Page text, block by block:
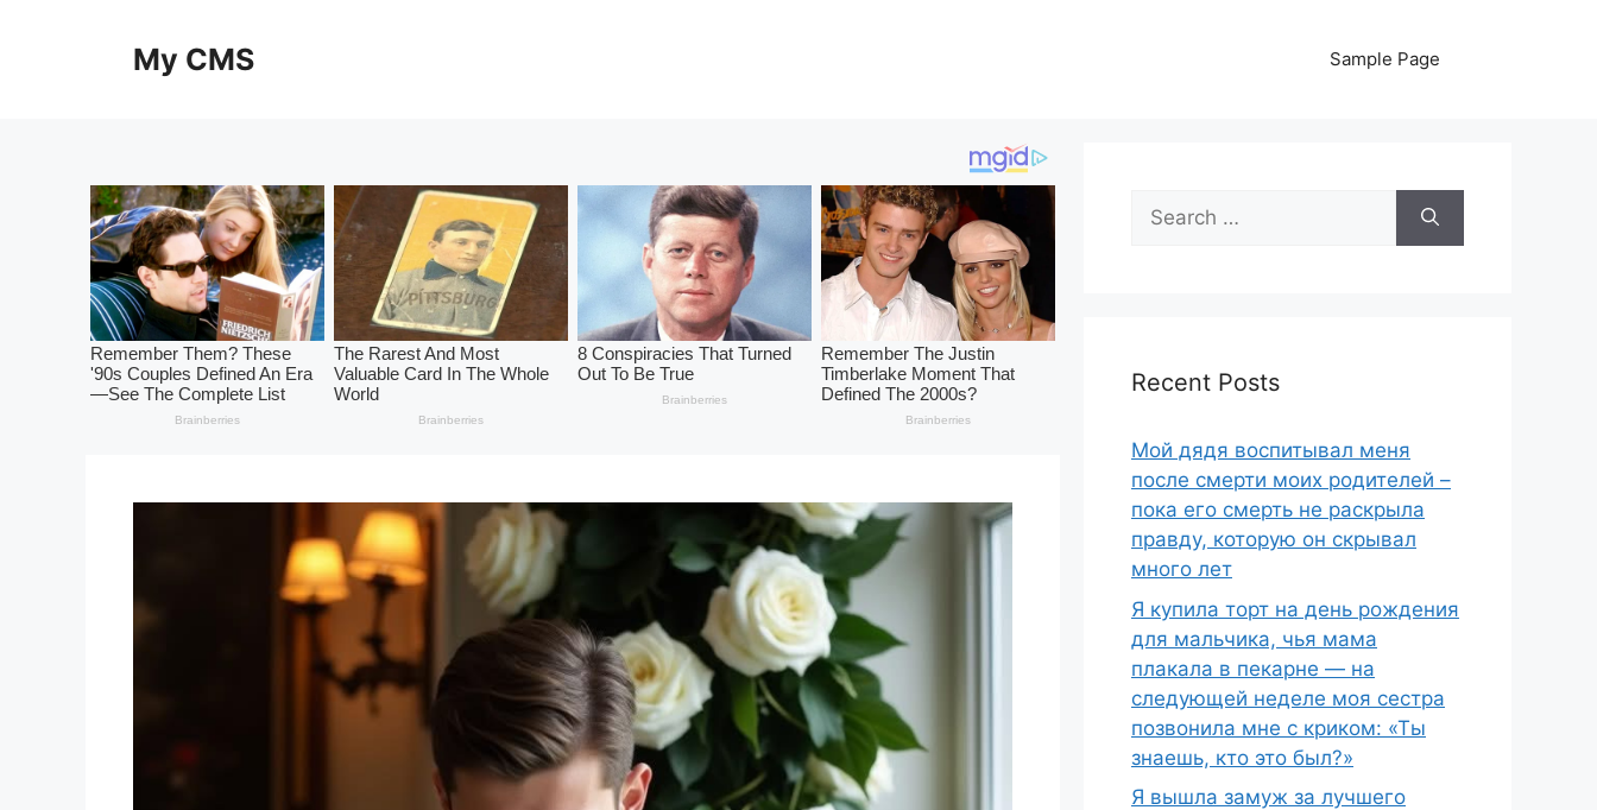
My CMS Sample Page
Search
for:
Recent Posts
Мой дядя воспитывал меня
после смерти моих родителей –
пока его смерть не раскрыла
правду, которую он скрывал
много лет
Я купила торт на день рождения
для мальчика, чья мама
плакала в пекарне — на
следующей неделе моя сестра
позвонила мне с криком: «Ты
знаешь, кто это был?»
Я вышла замуж за лучшего